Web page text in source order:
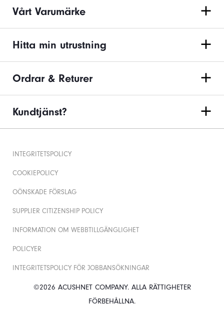
Vårt Varumärke
Hitta min utrustning
Ordrar & Returer
Kundtjänst?
©2026 ACUSHNET COMPANY. ALLA RÄTTIGHETER
FÖRBEHÅLLNA.
INTEGRITETSPOLICY
COOKIEPOLICY
OÖNSKADE FÖRSLAG
SUPPLIER CITIZENSHIP POLICY
INFORMATION OM WEBBTILLGÄNGLIGHET
POLICYER
INTEGRITETSPOLICY FÖR JOBBANSÖKNINGAR